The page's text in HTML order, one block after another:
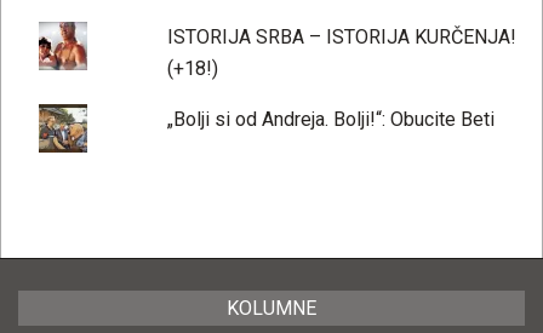
ISTORIJA SRBA – ISTORIJA KURČENJA!
(+18!)
„Bolji si od Andreja. Bolji!“: Obucite Beti
KOLUMNE